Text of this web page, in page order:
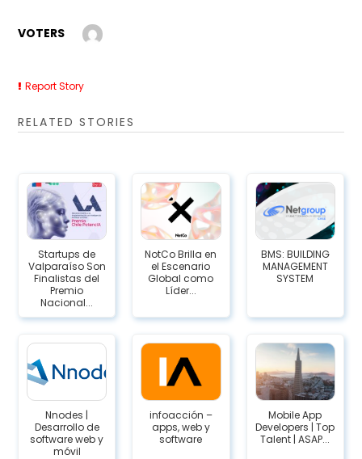
VOTERS
Report Story
RELATED STORIES
Startups de
Valparaíso Son
Finalistas del
Premio
Nacional...
NotCo Brilla en
el Escenario
Global como
Líder...
BMS: BUILDING
MANAGEMENT
SYSTEM
Nnodes |
Desarrollo de
software web y
móvil
infoacción –
apps, web y
software
Mobile App
Developers | Top
Talent | ASAP...